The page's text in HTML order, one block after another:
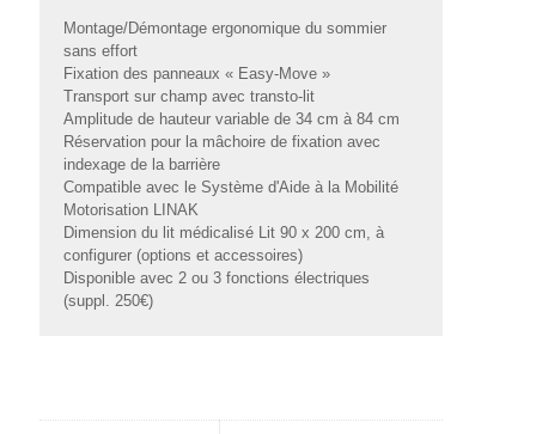
Montage/Démontage ergonomique du sommier
sans effort
Fixation des panneaux « Easy-Move »
Transport sur champ avec transto-lit
Amplitude de hauteur variable de 34 cm à 84 cm
Réservation pour la mâchoire de fixation avec
indexage de la barrière
Compatible avec le Système d'Aide à la Mobilité
Motorisation LINAK
Dimension du lit médicalisé Lit 90 x 200 cm, à
configurer (options et accessoires)
Disponible avec 2 ou 3 fonctions électriques
(suppl. 250€)